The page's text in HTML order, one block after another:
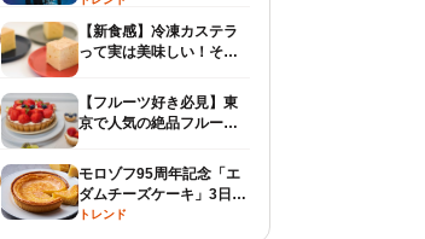
【新食感】冷凍カステラ
って実は美味しい！そし
【フルーツ好き必見】東
京で人気の絶品フルーツ
モロゾフ95周年記念「エ
ダムチーズケーキ」3日間
限定復活販売と人気復刻
トレンド